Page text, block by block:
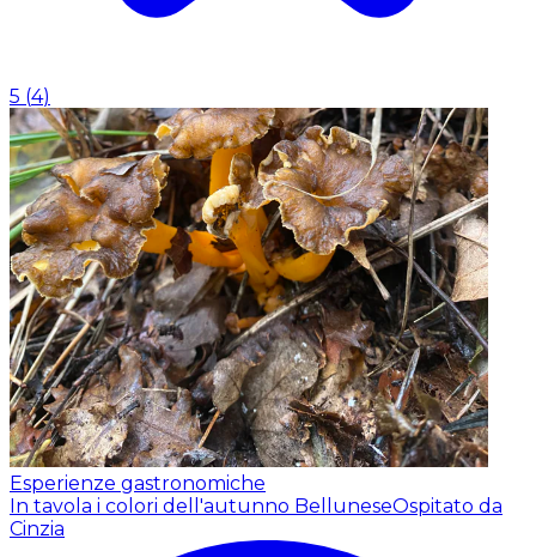
5 (4)
Esperienze gastronomiche
In tavola i colori dell'autunno BelluneseOspitato da
Cinzia